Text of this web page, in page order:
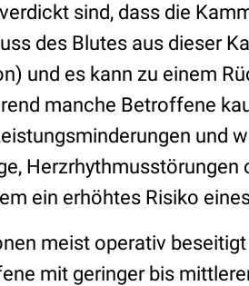
sind, dass die
des Blutes aus dieser
und es kann zu einem
manche Betroffene
und
Herzrhythmusstörungen
ein erhöhtes Risiko
meist operativ
mit geringer bis